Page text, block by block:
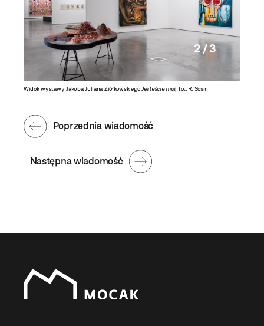
Widok wystawy Jakuba Juliana Ziółkowskiego Jesteście moi, fot. R. Sosin
2 / 3
Następna wiadomość
Poprzednia wiadomość